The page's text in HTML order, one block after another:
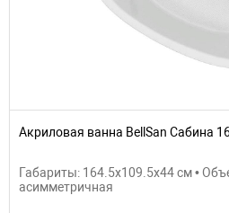
Акриловая ванна BellSan Сабина
Габариты: 164.5x109.5x44 см •
асимметричная